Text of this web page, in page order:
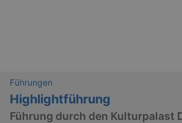
Führungen
Highlightführung
Führung durch den Kulturpalast